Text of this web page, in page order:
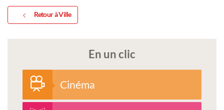
Retour à Ville
En un clic
Cinéma